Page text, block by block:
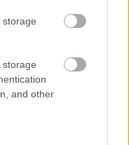
storage
storage
and other
kategóriák
mint tavaly Brno-